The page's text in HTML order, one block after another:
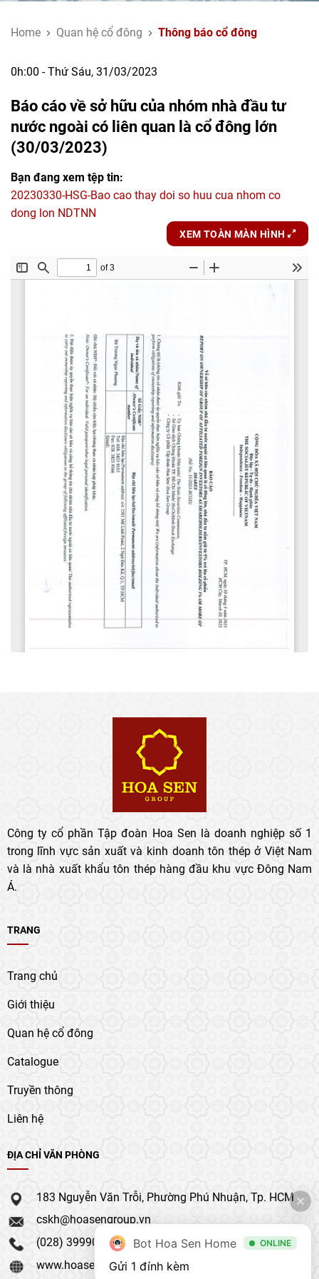
Home Quan hệ cổ đông Thông báo cổ đông
0h:00 - Thứ Sáu, 31/03/2023
Báo cáo về sở hữu của nhóm nhà đầu tư
nước ngoài có liên quan là cổ đông lớn
(30/03/2023)
Bạn đang xem tệp tin:
20230330-HSG-Bao cao thay doi so huu cua nhom co
dong lon NDTNN
XEM TOÀN MÀN HÌNH
Công ty cổ phần Tập đoàn Hoa Sen là doanh nghiệp số 1
trong lĩnh vực sản xuất và kinh doanh tôn thép ở Việt Nam
và là nhà xuất khẩu tôn thép hàng đầu khu vực Đông Nam
Á.
TRANG
Trang chủ
Giới thiệu
Quan hệ cổ đông
Catalogue
Truyền thông
Liên hệ
ĐỊA CHỈ VĂN PHÒNG
183 Nguyễn Văn Trỗi, Phường Phú Nhuận, Tp. HCM
cskh@hoasengroup.vn
(028) 39990 111
www.hoasengroup.vn
Bot Hoa Sen Home ONLINE
Gửi 1 đính kèm